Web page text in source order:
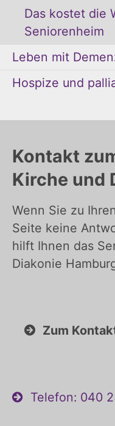
Das kostet die
Seniorenheim
Leben mit
Hospize und
Kontakt
Kirche und
Wenn Sie zu
Seite keine
hilft Ihnen das
Diakonie
Zum
Telefon: 040